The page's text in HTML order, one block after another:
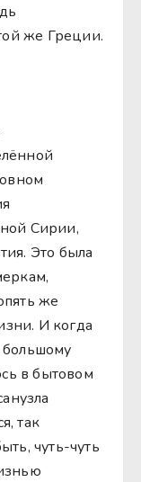
же Греции.
Сирии,
Это была
же
И когда
в бытовом
так
чуть-чуть